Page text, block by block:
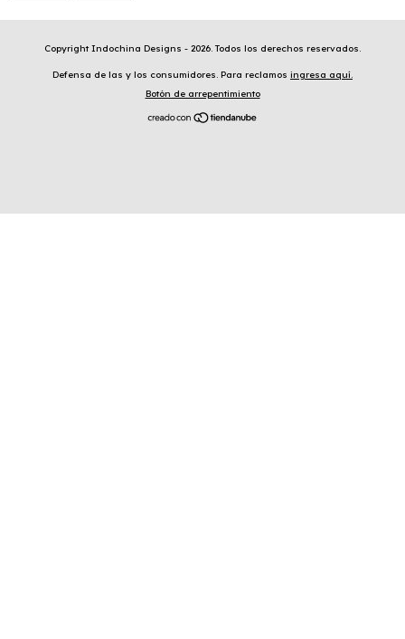
Copyright Indochina Designs - 2026. Todos los derechos reservados.
Defensa de las y los consumidores. Para reclamos ingresa aquí.
Botón de arrepentimiento